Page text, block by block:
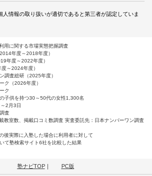
人情報の取り扱いが適切であると第三者が認定していま
用に関する市場実態把握調査
年度～2018年度）
年度～2022年度）
～2024年度）
調査総研（2025年度）
ク（2026年度）
ク
供を持つ30～50代の女性1,300名
2月3日
査
教室数、掲載口コミ数調査 実査委託先：日本ナンバーワン調査
後実際に入塾した場合に利用者に対して
て塾検索サイト6社を比較した結果
塾ナビTOP｜ PC版